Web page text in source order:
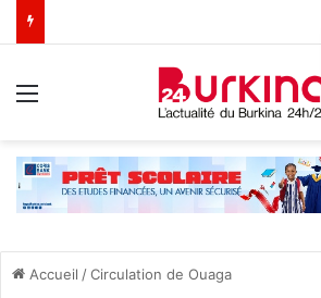
Accueil /Circulation de Ouaga